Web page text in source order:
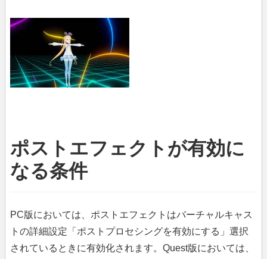
ポストエフェクトが有効に
なる条件
PC版においては、ポストエフェクトはバーチャルキャス
トの詳細設定「ポストプロセシングを有効にする」選択
されているときに有効化されます。Quest版においては、